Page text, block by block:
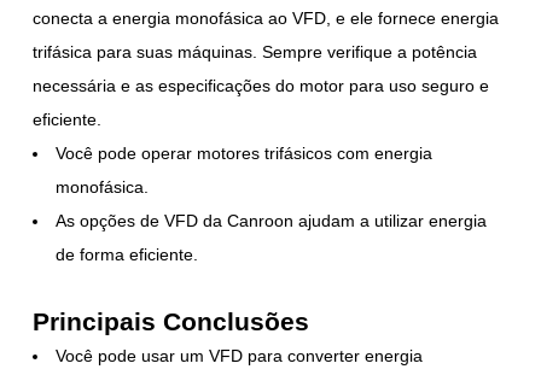
conecta a energia monofásica ao VFD, e ele fornece energia
trifásica para suas máquinas. Sempre verifique a potência
necessária e as especificações do motor para uso seguro e
eficiente.
Você pode operar motores trifásicos com energia
monofásica.
As opções de VFD da Canroon ajudam a utilizar energia
de forma eficiente.
Principais Conclusões
Você pode usar um VFD para converter energia